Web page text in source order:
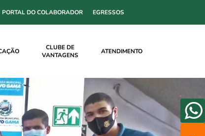
PORTAL DO COLABORADOR EGRESSOS
CLUBE DE
VANTAGENS
ATENDIMENTO